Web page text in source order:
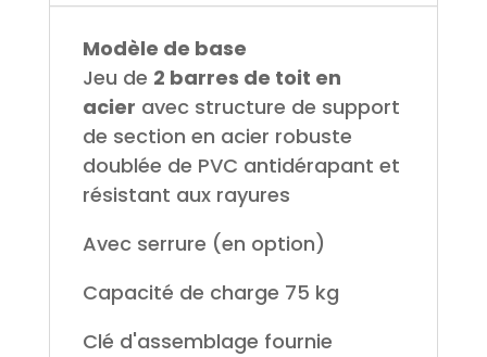
Modèle de base
Jeu de 2 barres de toit en
acier avec structure de support
de section en acier robuste
doublée de PVC antidérapant et
résistant aux rayures
Avec serrure (en option)
Capacité de charge 75 kg
Clé d'assemblage fournie